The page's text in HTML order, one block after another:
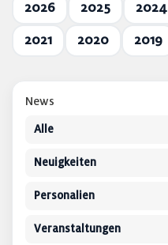
2026 2025 2024
2021 2020 2019
News
Alle
Neuigkeiten
Personalien
Veranstaltungen